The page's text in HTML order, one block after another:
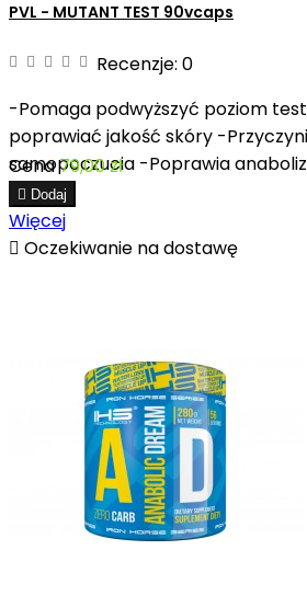
PVL - MUTANT TEST 90vcaps
Recenzje: 0
-Pomaga podwyższyć poziom
poprawiać jakość skóry -
samopoczucia -Poprawia
Cena79,00 zł
 Dodaj
Więcej
 Oczekiwanie na dostawę